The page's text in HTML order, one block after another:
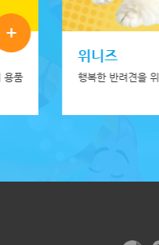
+
용품
위니즈
행복한 반려견을